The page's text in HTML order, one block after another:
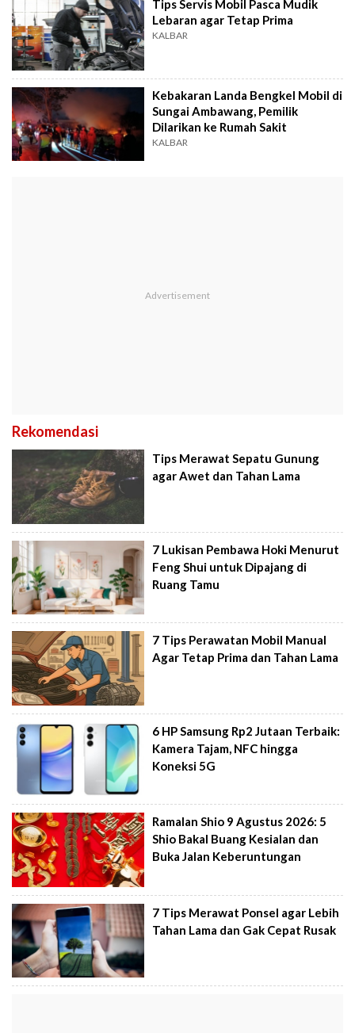
Tips Servis Mobil Pasca Mudik
Lebaran agar Tetap Prima
KALBAR
Kebakaran Landa Bengkel Mobil di
Sungai Ambawang, Pemilik
Dilarikan ke Rumah Sakit
KALBAR
Rekomendasi
Tips Merawat Sepatu Gunung
agar Awet dan Tahan Lama
7 Lukisan Pembawa Hoki Menurut
Feng Shui untuk Dipajang di
Ruang Tamu
7 Tips Perawatan Mobil Manual
Agar Tetap Prima dan Tahan Lama
6 HP Samsung Rp2 Jutaan Terbaik:
Kamera Tajam, NFC hingga
Koneksi 5G
Ramalan Shio 9 Agustus 2026: 5
Shio Bakal Buang Kesialan dan
Buka Jalan Keberuntungan
7 Tips Merawat Ponsel agar Lebih
Tahan Lama dan Gak Cepat Rusak